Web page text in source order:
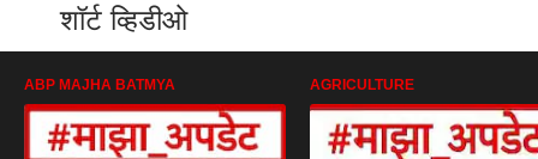
शॉर्ट व्हिडीओ
ABP MAJHA BATMYA AGRICULTURE